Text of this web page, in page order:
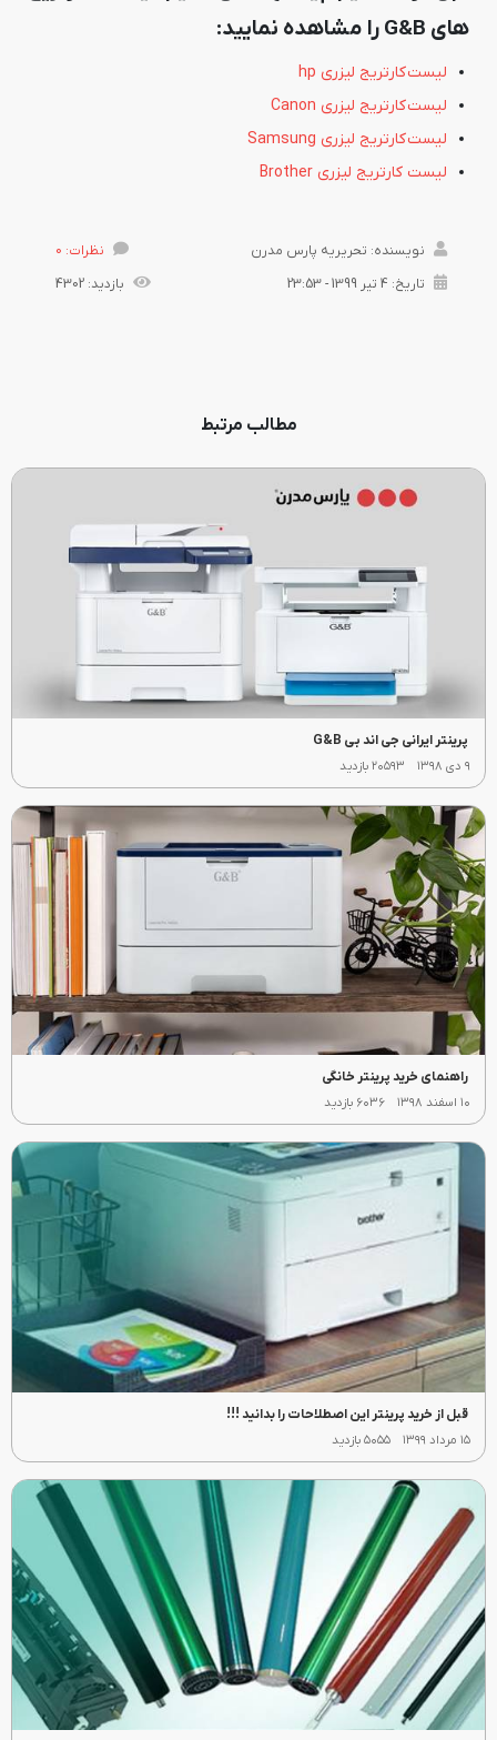
های G&B را مشاهده نمایید:
لیست کارتریج لیزری hp
لیست کارتریج لیزری Canon
لیست کارتریج لیزری Samsung
لیست کارتریج لیزری Brother
نویسنده: تحریریه پارس مدرن
نظرات: 0
تاریخ: 4 تیر 1399 - 23:53
بازدید: 4302
مطالب مرتبط
پرینتر ایرانی جی اند بی G&B
۹ دی ۱۳۹۸ ۲۰۵۹۳ بازدید
راهنمای خرید پرینتر خانگی
۱۰ اسفند ۱۳۹۸ ۶۰۳۶ بازدید
قبل از خرید پرینتر این اصطلاحات را بدانید !!!
۱۵ مرداد ۱۳۹۹ ۵۰۵۵ بازدید